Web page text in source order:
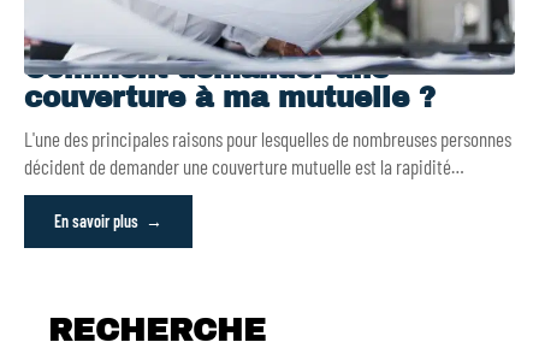
Comment demander une
couverture à ma mutuelle ?
L'une des principales raisons pour lesquelles de nombreuses personnes
décident de demander une couverture mutuelle est la rapidité…
En savoir plus
RECHERCHE